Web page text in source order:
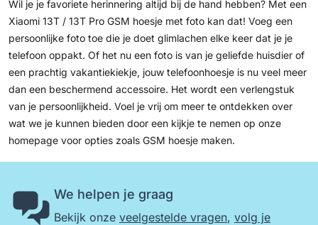
Wil je je favoriete herinnering altijd bij de hand hebben? Met een
Xiaomi 13T / 13T Pro GSM hoesje met foto kan dat! Voeg een
persoonlijke foto toe die je doet glimlachen elke keer dat je je
telefoon oppakt. Of het nu een foto is van je geliefde huisdier of
een prachtig vakantiekiekje, jouw telefoonhoesje is nu veel meer
dan een beschermend accessoire. Het wordt een verlengstuk
van je persoonlijkheid. Voel je vrij om meer te ontdekken over
wat we je kunnen bieden door een kijkje te nemen op onze
homepage voor opties zoals GSM hoesje maken.
We helpen je graag
Bekijk onze veelgestelde vragen, volg je